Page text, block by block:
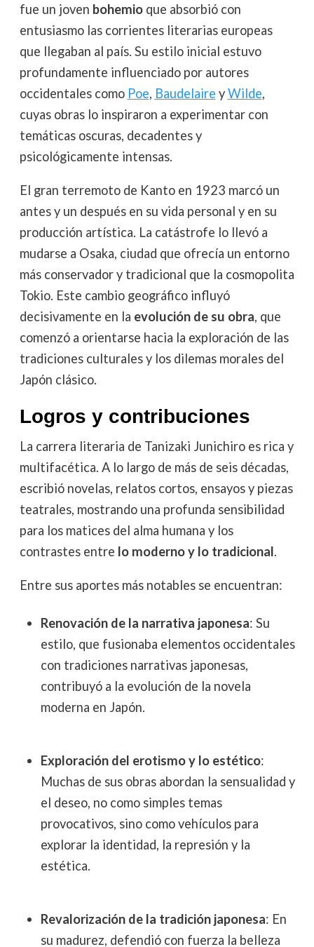
fue un joven bohemioque absorbió con
entusiasmo las corrientes literarias europeas
que llegaban al país. Su estilo inicial estuvo
profundamente influenciado por autores
occidentales como Poe, Baudelaire yWilde,
cuyas obras lo inspiraron a experimentar con
temáticas oscuras, decadentes y
psicológicamente intensas.
El gran terremoto de Kanto en 1923 marcó un
antes y un después en su vida personal y en su
producción artística. La catástrofe lo llevó a
mudarse a Osaka, ciudad que ofrecía un entorno
más conservador y tradicional que la cosmopolita
Tokio. Este cambio geográfico influyó
decisivamente en la evolución de su obra, que
comenzó a orientarse hacia la exploración de las
tradiciones culturales y los dilemas morales del
Japón clásico.
Logros y contribuciones
La carrera literaria de Tanizaki Junichiro es rica y
multifacética. A lo largo de más de seis décadas,
escribió novelas, relatos cortos, ensayos y piezas
teatrales, mostrando una profunda sensibilidad
para los matices del alma humana y los
contrastes entre lo moderno y lo tradicional.
Entre sus aportes más notables se encuentran:
Renovación de la narrativa japonesa: Su
estilo, que fusionaba elementos occidentales
con tradiciones narrativas japonesas,
contribuyó a la evolución de la novela
moderna en Japón.
Exploración del erotismo y lo estético:
Muchas de sus obras abordan la sensualidad y
el deseo, no como simples temas
provocativos, sino como vehículos para
explorar la identidad, la represión y la
estética.
Revalorización de la tradición japonesa: En
su madurez, defendió con fuerza la belleza